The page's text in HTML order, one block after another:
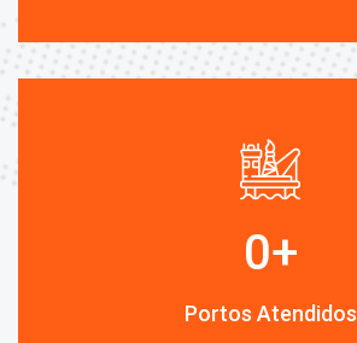
0+
Portos Atendidos